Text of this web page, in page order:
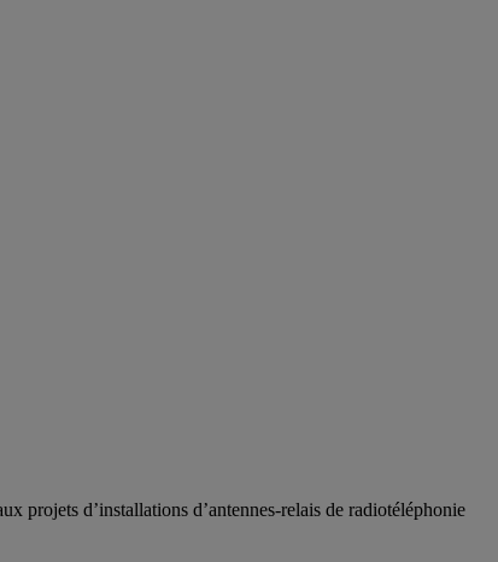
projets d’installations d’antennes-relais de radiotéléphonie